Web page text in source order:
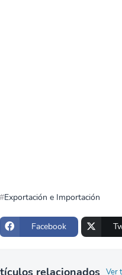
Exportación e Importación
Facebook
relacionados Ver